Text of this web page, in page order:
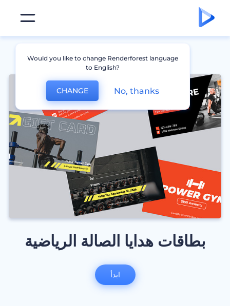
بطاقات هدايا الصالة الرياضية
ابدأ
Would you like to change Renderforest language
to English?
CHANGE No, thanks